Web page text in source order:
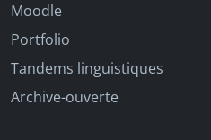
Moodle
Portfolio
Tandems linguistiques
Archive-ouverte